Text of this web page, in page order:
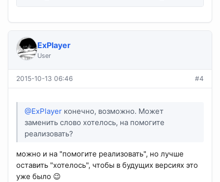
ExPlayer
User
2015-10-13 06:46 #4
@ExPlayer конечно, возможно. Может
заменить слово хотелось, на помогите
реализовать?
можно и на "помогите реализовать", но лучше
оставить "хотелось", чтобы в будущих версиях это
уже было 😉